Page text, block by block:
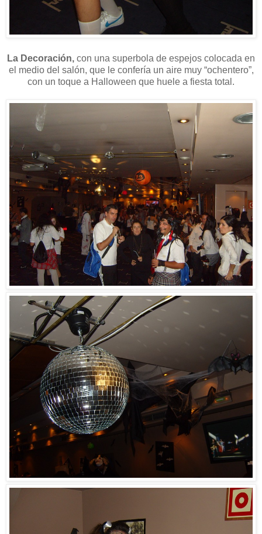
La Decoración, con una superbola de espejos colocada en
el medio del salón, que le confería un aire muy “ochentero”,
con un toque a Halloween que huele a fiesta total.